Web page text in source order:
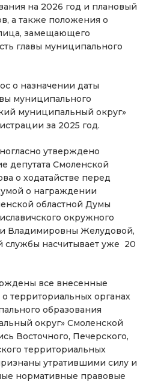
на 2026 год и плановый
а также положения о
замещающего
главы муниципального
о назначении даты
муниципального
муниципальный округ»
за 2025 год.
утверждено
депутата Смоленской
о ходатайстве перед
о награждении
областной Думы
окружного
Владимировны Желудовой,
службы насчитывает уже 20
все внесенные
территориальных органах
образования
округ» Смоленской
Восточного, Печерского,
территориальных
утратившими силу и
нормативные правовые